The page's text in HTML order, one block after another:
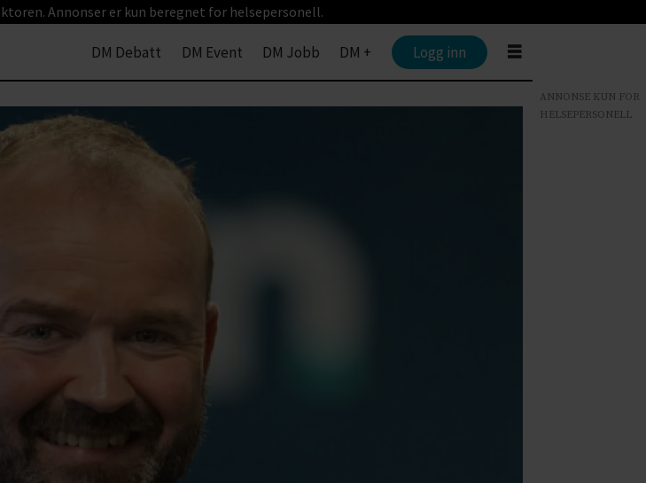
Annonser er kun beregnet for helsepersonell.
DM Debatt DM Event DM Jobb DM + Logg inn
ANNONSE KUN FOR
HELSEPERSONELL